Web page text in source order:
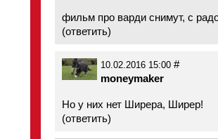
фильм про варди снимут, с
(ответить)
10.02.2016 15:00 #
moneymaker
Но у них нет Ширера, Ширер!
(ответить)